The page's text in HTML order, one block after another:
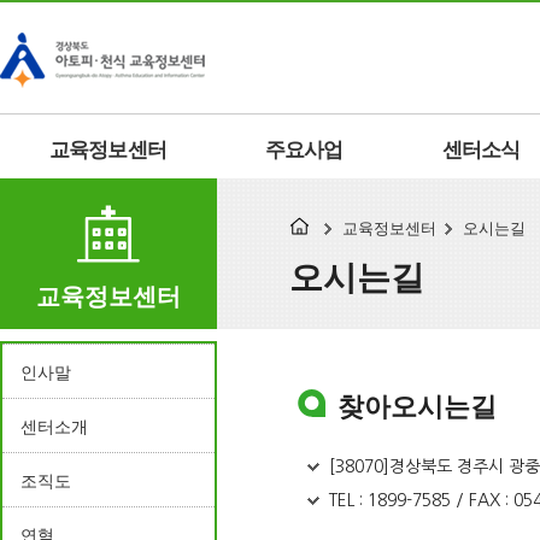
교육정보센터 주요사업 센터소식
교육정보센터
교육정보센터 오시는길
오시는길
인사말
센터소개
조직도
연혁
찾아오시는길
[38070]경상북도 경주시 광
TEL : 1899-7585 / FAX :